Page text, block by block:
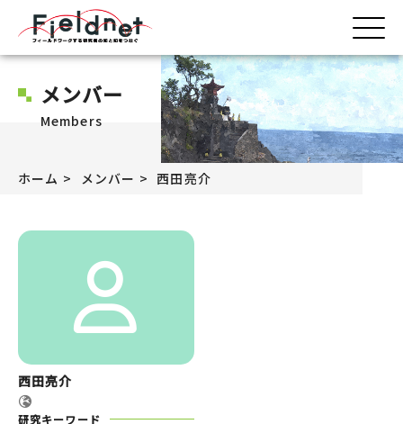
メンバー
Members
ホーム メンバー 西田亮介
西田亮介
研究キーワード